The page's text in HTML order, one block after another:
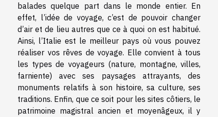
balades quelque part dans le monde entier. En
effet, l’idée de voyage, c’est de pouvoir changer
d’air et de lieu autres que ce à quoi on est habitué.
Ainsi, l’Italie est le meilleur pays où vous pouvez
réaliser vos rêves de voyage. Elle convient à tous
les types de voyageurs (nature, montagne, villes,
farniente) avec ses paysages attrayants, des
monuments relatifs à son histoire, sa culture, ses
traditions. Enfin, que ce soit pour les sites côtiers, le
patrimoine magistral ancien et moyenâgeux, il y